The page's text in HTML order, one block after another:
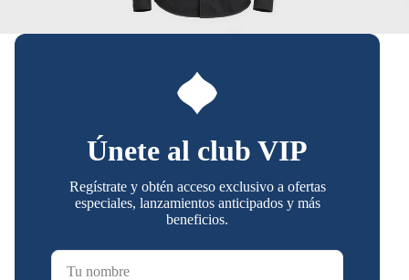
Únete al club VIP
Regístrate y obtén acceso exclusivo a ofertas
especiales, lanzamientos anticipados y más
beneficios.